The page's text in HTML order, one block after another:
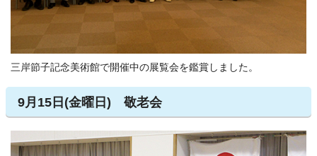
三岸節子記念美術館で開催中の展覧会を鑑賞しました。
9月15日(金曜日) 敬老会